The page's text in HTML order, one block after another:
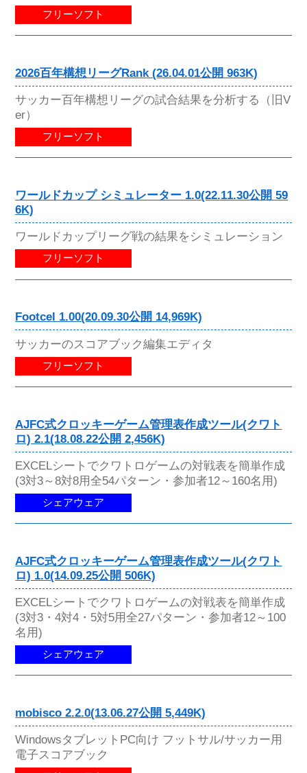
フリーソフト
2026百年構想リーグRank (26.04.01公開 963K)
サッカー百年構想リーグの試合結果を分析する（旧V
er）
フリーソフト
ワールドカップ シミュレーター 1.0(22.11.30公開 59
6K)
ワールドカップリーグ戦の結果をシミュレーション
フリーソフト
Footcel 1.00(20.09.30公開 14,969K)
サッカーのスコアブック編集エディタ
フリーソフト
AJFC式クロッキーゲーム管理表作成ツール(クワト
ロ) 2.1(18.08.22公開 2,456K)
EXCELシートでクワトロゲームの対戦表を簡単作成
(3対3～8対8用全54パターン・参加者12～160名用)
シェアウェア
AJFC式クロッキーゲーム管理表作成ツール(クワト
ロ) 1.0(14.09.25公開 506K)
EXCELシートでクワトロゲームの対戦表を簡単作成
(3対3・4対4・5対5用全27パターン・参加者12～100
名用)
シェアウェア
mobisco 2.2.0(13.06.27公開 5,449K)
WindowsタブレットPC向け フットサル/サッカー用
電子スコアブック